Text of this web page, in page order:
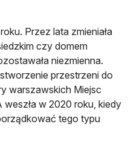
Przez lata zmieniała
czy domem
niezmienna.
przestrzeni do
warszawskich Miejsc
w 2020 roku, kiedy
tego typu